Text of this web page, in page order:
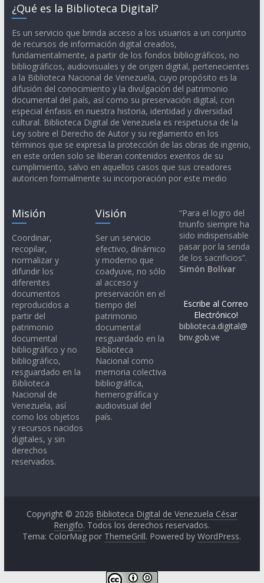
¿Qué es la Biblioteca Digital?
Es un servicio que brinda acceso a los usuarios a un conjunto
de recursos de información digital creados,
fundamentalmente, a partir de los fondos bibliográficos, no
bibliográficos, audiovisuales y de origen digital, pertenecientes
a la Biblioteca Nacional de Venezuela, cuyo propósito es la
difusión del conocimiento y la divulgación del patrimonio
documental del país, así como su preservación digital, con
especial énfasis en nuestra historia, identidad y diversidad
cultural. Biblioteca Digital de Venezuela es respetuosa de la
Ley sobre el Derecho de Autor y su reglamento en los
términos que se expresa la protección de las obras de ingenio,
en este orden solo se liberan contenidos exentos de su
cumplimiento, salvo en aquellos casos que sus creadores
autoricen formalmente su incorporación por este medio
Misión
Coordinar,
recopilar,
normalizar y
difundir los
diferentes
documentos
reproducidos a
partir del
patrimonio
documental
bibliográfico y no
bibliográfico,
resguardado en la
Biblioteca
Nacional de
Venezuela, así
como los objetos
y recursos nacidos
digitales, y sin
derechos
reservados.
Visión
Ser un servicio
efectivo, dinámico
y moderno que
coadyuve, no sólo
al acceso y
preservación en el
tiempo del
patrimonio
documental
resguardado en la
Biblioteca
Nacional como
memoria colectiva
bibliográfica,
hemerográfica y
audiovisual del
país.
“Para el logro del
triunfo siempre ha
sido indispensable
pasar por la senda
de los sacrificios”.
Simón Bolívar
Escribe al Correo
Electrónico!
biblioteca.digital@
bnv.gob.ve
Copyright © 2026 Biblioteca Digital de Venezuela César
Rengifo. Todos los derechos reservados.
Tema: ColorMag por ThemeGrill. Powered byWordPress.